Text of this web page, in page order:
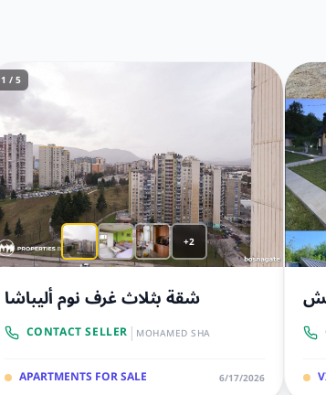
+2
1 / 5
شقة بثلاث غرف نوم أليباشا
CONTACT SELLER | MOHAMED SHA
APARTMENTS FOR SALE 6/17/2026